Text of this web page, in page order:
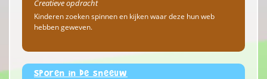
Creatieve opdracht
Kinderen zoeken spinnen en kijken waar deze hun web
hebben geweven.
Sporen in de sneeuw